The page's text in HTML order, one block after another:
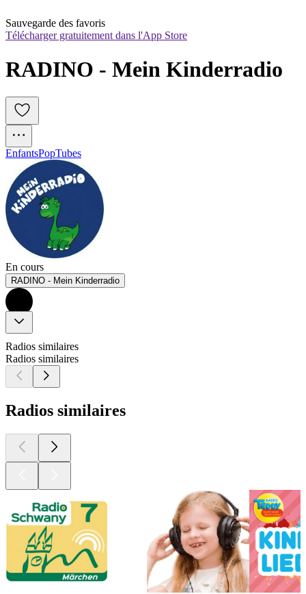
Sauvegarde des favoris
Télécharger gratuitement dans l'App Store
RADINO - Mein Kinderradio
EnfantsPopTubes
En cours
RADINO - Mein Kinderradio
Radios similaires
Radios similaires
Radios similaires